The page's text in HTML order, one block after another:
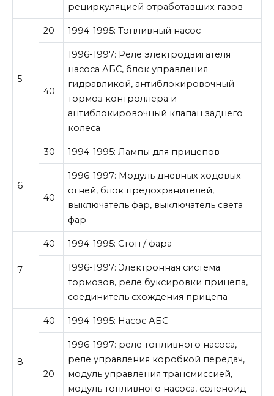
рециркуляцией отработавших газов
5
20 1994-1995: Топливный насос
40
1996-1997: Реле электродвигателя
насоса АБС, блок управления
гидравликой, антиблокировочный
тормоз контроллера и
антиблокировочный клапан заднего
колеса
6
30 1994-1995: Лампы для прицепов
40
1996-1997: Модуль дневных ходовых
огней, блок предохранителей,
выключатель фар, выключатель света
фар
7
40 1994-1995: Стоп / фара
1996-1997: Электронная система
тормозов, реле буксировки прицепа,
соединитель схождения прицепа
8
40 1994-1995: Насос АБС
20
1996-1997: реле топливного насоса,
реле управления коробкой передач,
модуль управления трансмиссией,
модуль топливного насоса, соленоид